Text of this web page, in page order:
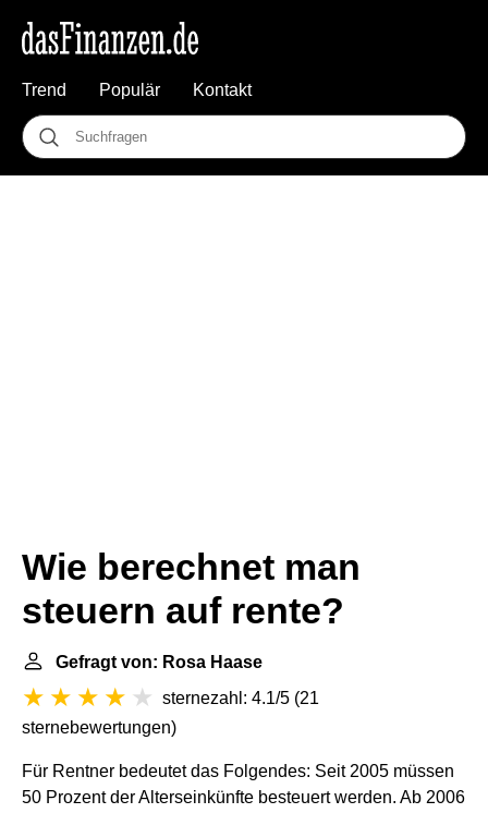
Trend Populär Kontakt
Wie berechnet man
steuern auf rente?
Gefragt von: Rosa Haase
sternezahl: 4.1/5 (21
sternebewertungen)
Für Rentner bedeutet das Folgendes: Seit 2005 müssen
50 Prozent der Alterseinkünfte besteuert werden. Ab 2006